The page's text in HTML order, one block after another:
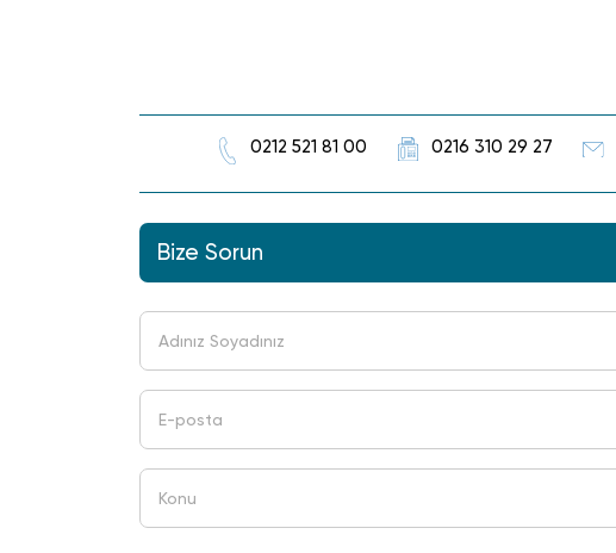
0212 521 81 00 0216 310 29 27
Bize Sorun